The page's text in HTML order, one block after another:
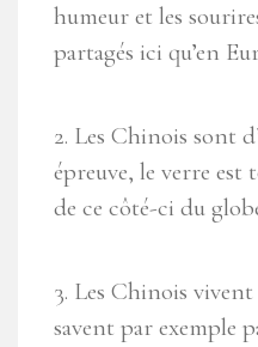
humeur et les
partagés ici qu’en
2. Les Chinois sont
épreuve, le verre
de ce côté-ci du
3. Les Chinois
savent par exemple